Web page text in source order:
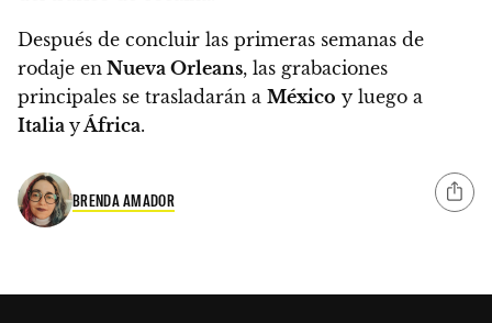
Después de concluir las primeras semanas de
rodaje en Nueva Orleans, las grabaciones
principales se trasladarán a México y luego a
Italia y África.
BRENDA AMADOR